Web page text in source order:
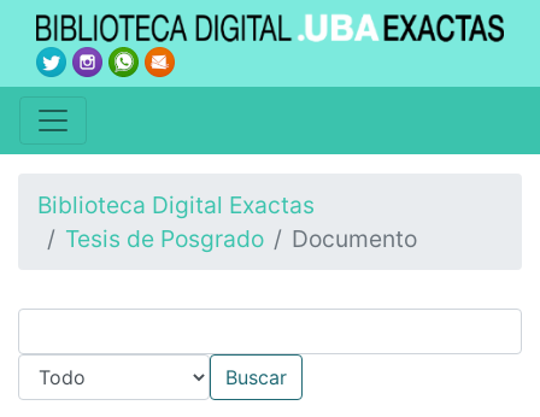
Biblioteca Digital Exactas
Tesis de Posgrado
Documento